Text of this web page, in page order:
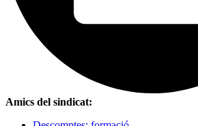
Amics del sindicat: